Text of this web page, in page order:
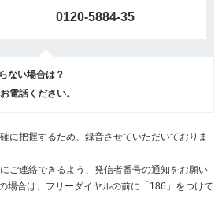
0120-5884-35
ない場合は？
電話ください。
に把握するため、録音させていただいておりま
ご連絡できるよう、発信者番号の通知をお願い
場合は、フリーダイヤルの前に「186」をつけて